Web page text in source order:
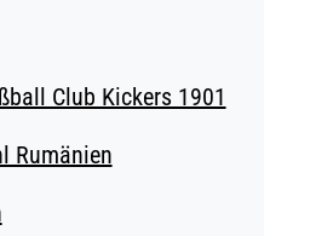
Club Kickers 1901
Rumänien